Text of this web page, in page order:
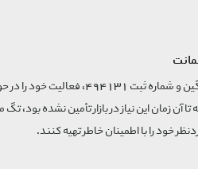
فروشگاه تگ موند از سال 1395 با نام ثبتی گسترش و
تا آن زمان این نیاز در بازار تأمین نشده بود،
خود را با اطمینان خاطر تهیه کنند.